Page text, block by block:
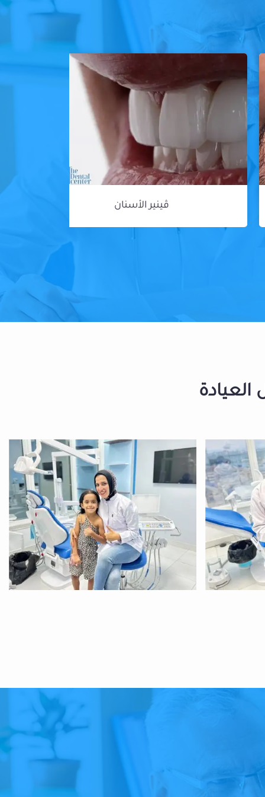
ڤينير الأسنان